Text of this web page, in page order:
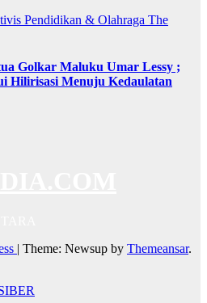
Pendidikan & Olahraga The
Golkar Maluku Umar Lessy ;
Hilirisasi Menuju Kedaulatan
| Theme: Newsup by Themeansar.